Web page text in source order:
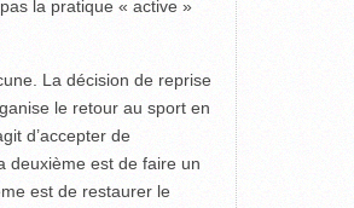
la pratique « active »
La décision de reprise
le retour au sport en
d’accepter de
deuxième est de faire un
est de restaurer le